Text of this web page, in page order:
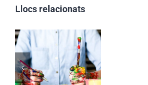
Llocs relacionats